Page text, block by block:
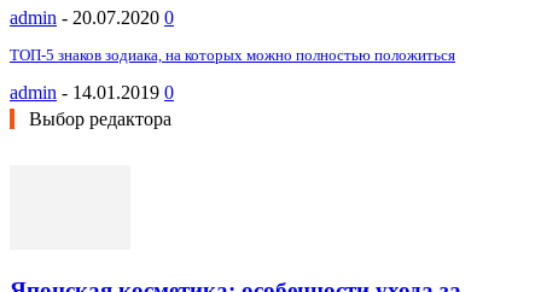
admin - 20.07.2020 0
ТОП-5 знаков зодиака, на которых можно полностью положиться
admin - 14.01.2019 0
Выбор редактора